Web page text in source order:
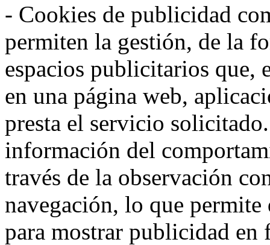
- Cookies de publicidad
permiten la gestión, de la
espacios publicitarios que,
en una página web,
presta el servicio
información del
través de la observación
navegación, lo que
para mostrar publicidad